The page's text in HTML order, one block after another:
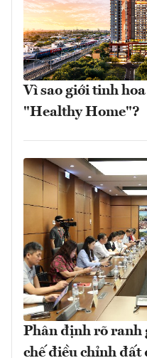
Vì sao giới tinh
"Healthy Home"?
Phân định rõ ranh
chế điều chỉnh đất